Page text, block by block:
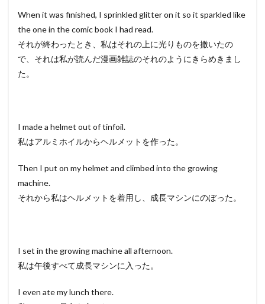
When it was finished, I sprinkled glitter on it so it sparkled like
the one in the comic book I had read.
それが終わったとき、私はそれの上に光りものを撒いたの
で、それは私が読んだ漫画雑誌のそれのようにきらめきまし
た。
I made a helmet out of tinfoil.
私はアルミホイルからヘルメットを作った。
Then I put on my helmet and climbed into the growing
machine.
それから私はヘルメットを着用し、成長マシンにのぼった。
I set in the growing machine all afternoon.
私は午後すべて成長マシンに入った。
I even ate my lunch there.